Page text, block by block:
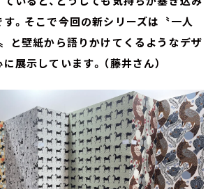
。そこで今回の新シリーズは〝一人
と壁紙から語りかけてくるようなデザ
展示しています。（藤井さん）